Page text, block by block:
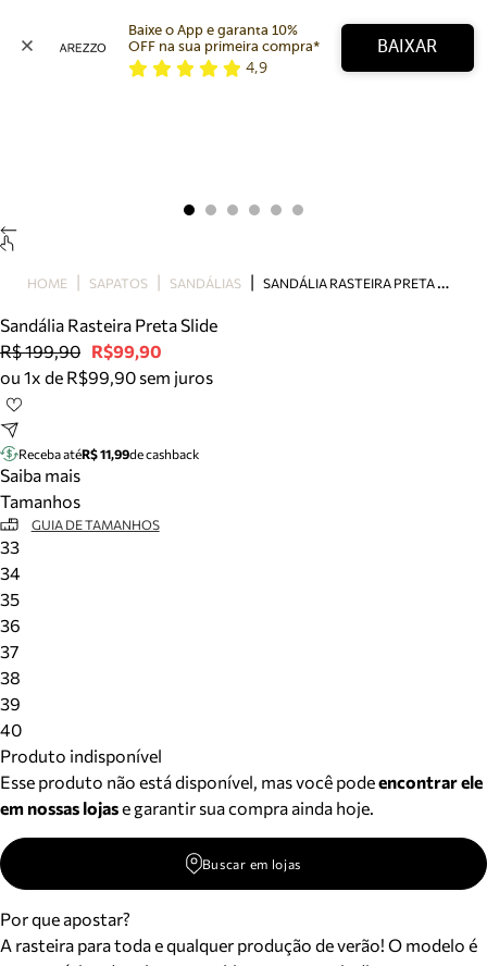
Bolsa
Tamanco
Tênis
Mule
Tire dúvidas sobre pedidos, devoluções e mais.
Meus pedidos
Acompanhe seus pedidos e solicite devoluções.
Baixe o App e garanta 10%
OFF na sua primeira compra*
4,9
BAIXAR
HOME SAPATOS SANDÁLIAS S
ANDÁLIA RASTEIRA PRETA SLIDE
Sandália Rasteira Preta Slide
R$ 199,90 R$99,90
ou 1x de R$99,90 sem juros
Receba atéR$ 11,99de cashback
Saiba mais
Tamanhos
GUIA DE TAMANHOS
33
34
35
36
37
38
39
40
Produto indisponível
Esse produto não está disponível, mas você podeencontrar ele
em nossas lojase garantir sua compra ainda hoje.
Buscar em lojas
Por que apostar?
A rasteira para toda e qualquer produção de verão! O modelo é